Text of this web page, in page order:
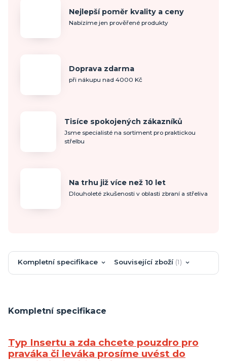
Nejlepší poměr kvality a ceny
Nabízíme jen prověřené produkty
Doprava zdarma
při nákupu nad 4000 Kč
Tisíce spokojených zákazníků
Jsme specialisté na sortiment pro praktickou
střelbu
Na trhu již více než 10 let
Dlouholeté zkušenosti v oblasti zbraní a střeliva
Kompletní specifikace Související zboží 1
Kompletní specifikace
Typ Insertu a zda chcete pouzdro pro
praváka či leváka prosíme uvést do